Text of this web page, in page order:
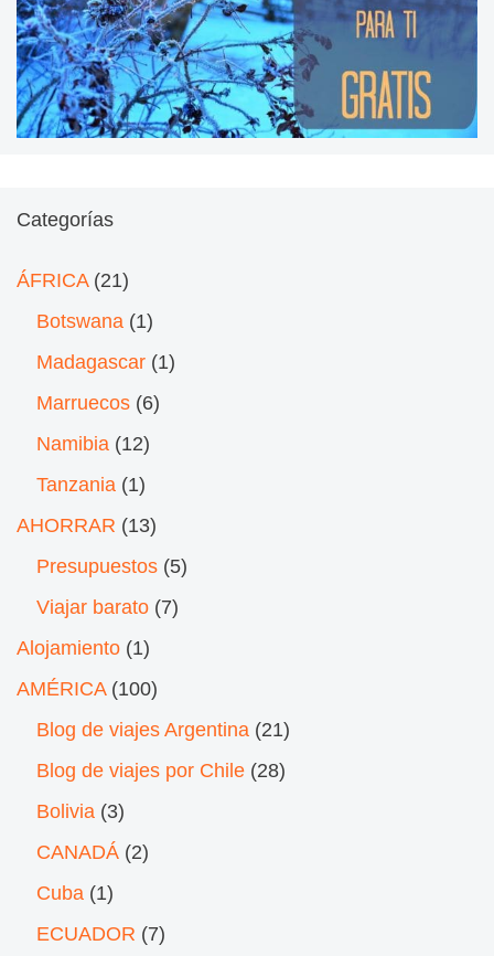
Categorías
ÁFRICA(21)
Botswana (1)
Madagascar (1)
Marruecos (6)
Namibia (12)
Tanzania (1)
AHORRAR (13)
Presupuestos (5)
Viajar barato (7)
Alojamiento (1)
AMÉRICA(100)
Blog de viajes Argentina (21)
Blog de viajes por Chile (28)
Bolivia (3)
CANADÁ (2)
Cuba (1)
ECUADOR (7)